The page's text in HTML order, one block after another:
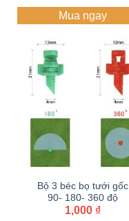
Mua ngay
Bộ 3 béc bọ tưới gốc
90- 180- 360 độ
1,000 ₫